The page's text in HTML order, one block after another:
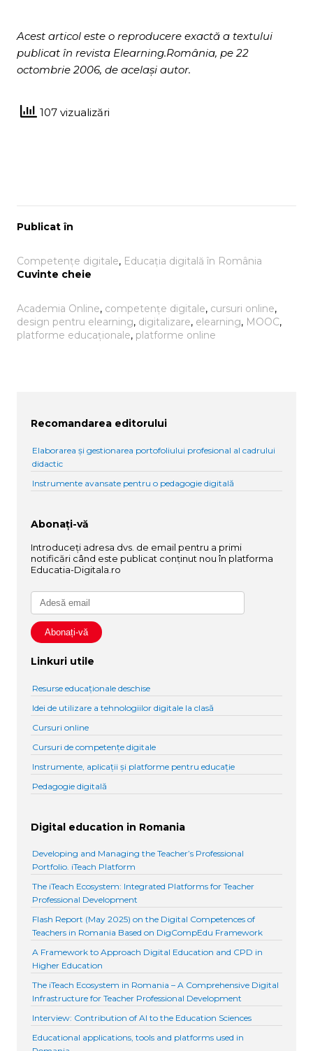
Acest articol este o reproducere exactă a textului
publicat în revista Elearning.România, pe 22
octombrie 2006, de același autor.
107 vizualizări
Publicat în
Competențe digitale, Educația digitală în România
Cuvinte cheie
Academia Online, competențe digitale, cursuri online
design pentru elearning, digitalizare, elearning, MOOC
platforme educaționale, platforme online
Recomandarea editorului
Elaborarea și gestionarea portofoliului profesional al cadrului
didactic
Instrumente avansate pentru o pedagogie digitală
Abonați-vă
Introduceți adresa dvs. de email pentru a primi
notificări când este publicat conținut nou în platforma
Educatia-Digitala.ro
Linkuri utile
Resurse educaționale deschise
Idei de utilizare a tehnologiilor digitale la clasă
Cursuri online
Cursuri de competențe digitale
Instrumente, aplicații și platforme pentru educație
Pedagogie digitală
Digital education in Romania
Developing and Managing the Teacher’s Professional
Portfolio. iTeach Platform
The iTeach Ecosystem: Integrated Platforms for Teacher
Professional Development
Flash Report (May 2025) on the Digital Competences of
Teachers in Romania Based on DigCompEdu Framework
A Framework to Approach Digital Education and CPD in
Higher Education
The iTeach Ecosystem in Romania – A Comprehensive Digital
Infrastructure for Teacher Professional Development
Interview: Contribution of AI to the Education Sciences
Educational applications, tools and platforms used in